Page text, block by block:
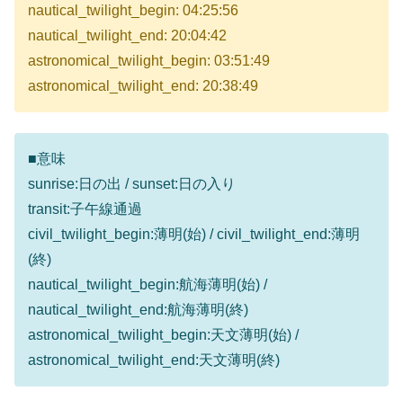
nautical_twilight_begin: 04:25:56
nautical_twilight_end: 20:04:42
astronomical_twilight_begin: 03:51:49
astronomical_twilight_end: 20:38:49
■意味
sunrise:日の出 / sunset:日の入り
transit:子午線通過
civil_twilight_begin:薄明(始) / civil_twilight_end:薄明
(終)
nautical_twilight_begin:航海薄明(始) /
nautical_twilight_end:航海薄明(終)
astronomical_twilight_begin:天文薄明(始) /
astronomical_twilight_end:天文薄明(終)